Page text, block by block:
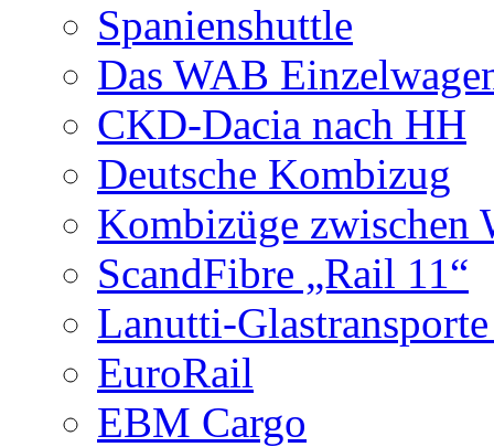
Spanienshuttle
Das WAB
CKD-Dacia nach HH
Deutsche Kombizug
Kombizüge zwischen
ScandFibre „Rail 11“
Lanutti-
EuroRail
EBM Cargo